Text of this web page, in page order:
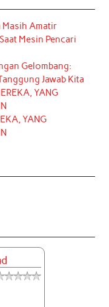
Masih Amatir
Mesin Pencari
Gelombang:
Jawab Kita
YANG
YANG